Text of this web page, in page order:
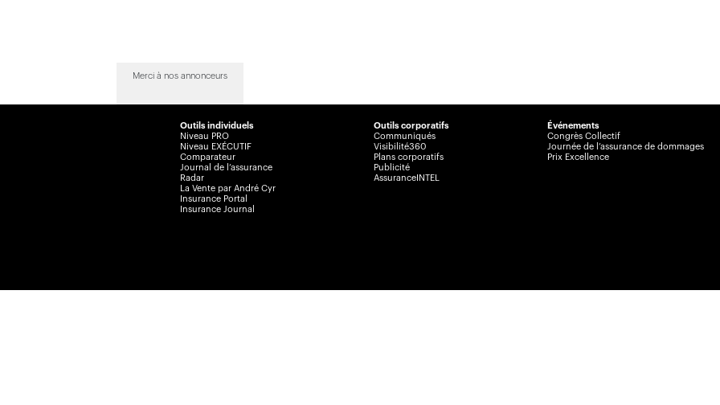
Merci à nos annonceurs
Outils individuels
Niveau PRO
Niveau EXÉCUTIF
Comparateur
Journal de l’assurance
Radar
La Vente par André Cyr
Insurance Portal
Insurance Journal
Outils corporatifs
Communiqués
Visibilité360
Plans corporatifs
Publicité
AssuranceINTEL
Événements
Congrès Collectif
Journée de l’assurance de dommages
Prix Excellence